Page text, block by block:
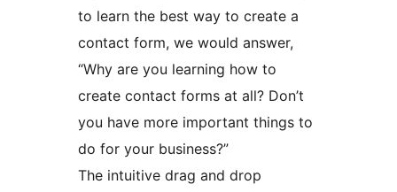
to learn the best way to create a
contact form, we would answer,
“Why are you learning how to
create contact forms at all? Don’t
you have more important things to
do for your business?”
The intuitive drag and drop